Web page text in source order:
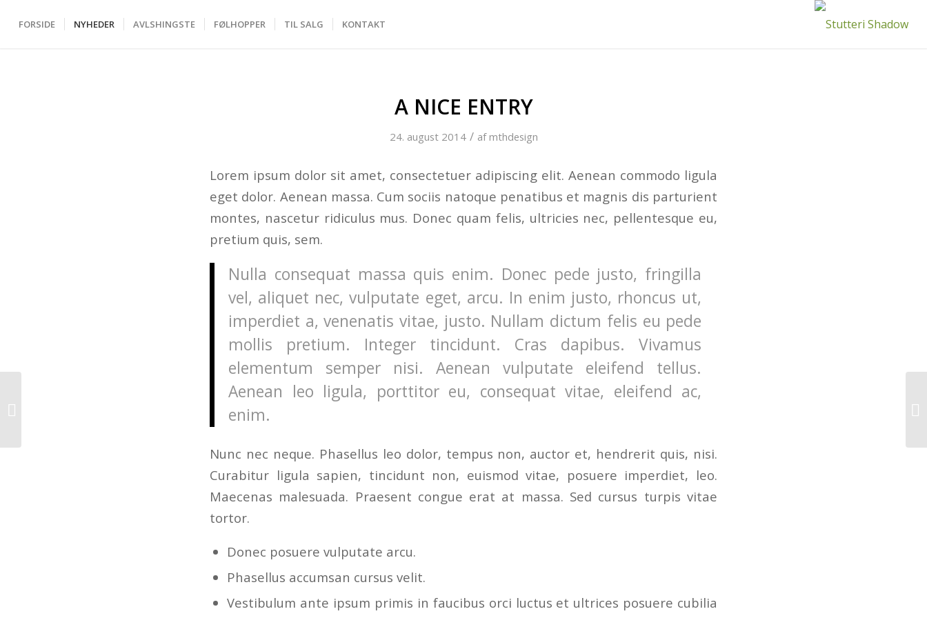
FORSIDE NYHEDER AVLSHINGSTE FØLHOPPER TIL SALG KONTAKT
A NICE ENTRY
24. august 2014 / afmthdesign
Lorem ipsum dolor sit amet, consectetuer adipiscing elit. Aenean commodo ligula
eget dolor. Aenean massa. Cum sociis natoque penatibus et magnis dis parturient
montes, nascetur ridiculus mus. Donec quam felis, ultricies nec, pellentesque eu,
pretium quis, sem.
Nulla consequat massa quis enim. Donec pede justo, fringilla
vel, aliquet nec, vulputate eget, arcu. In enim justo, rhoncus ut,
imperdiet a, venenatis vitae, justo. Nullam dictum felis eu pede
mollis pretium. Integer tincidunt. Cras dapibus. Vivamus
elementum semper nisi. Aenean vulputate eleifend tellus.
Aenean leo ligula, porttitor eu, consequat vitae, eleifend ac,
enim.
Nunc nec neque. Phasellus leo dolor, tempus non, auctor et, hendrerit quis, nisi.
Curabitur ligula sapien, tincidunt non, euismod vitae, posuere imperdiet, leo.
Maecenas malesuada. Praesent congue erat at massa. Sed cursus turpis vitae
tortor.
Donec posuere vulputate arcu.
Phasellus accumsan cursus velit.
Vestibulum ante ipsum primis in faucibus orci luctus et ultrices posuere cubilia